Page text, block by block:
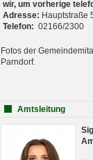
wir, um vorherige
Adresse: Hauptstraße
Telefon: 02166/2300
Fotos der
Parndorf.
Amtsleitung